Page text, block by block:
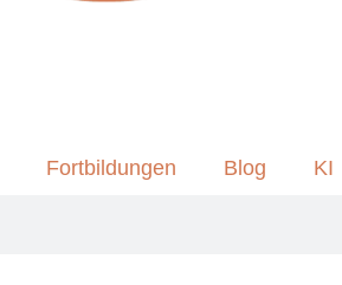
Fortbildungen Blog KI